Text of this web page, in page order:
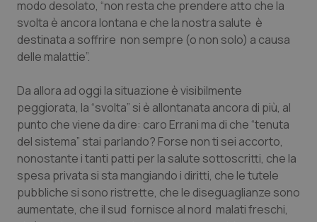
Provincia Autonoma di Bolzano
Provincia Autonoma di Trento
Puglia
Sardegna
Sicilia
Toscana
Infezioni & Febbre
Ipertensione & Scompenso
Malattie rare
Malattia di Crohn & Rettocolite Ulcerosa
Neuroscienze & patologie neurodegenerative
Obesità
modo desolato, “non resta che prendere atto che la
svolta è ancora lontana e che la nostra salute è
destinata a soffrire non sempre (o non solo) a causa
delle malattie”.
Da allora ad oggi la situazione è visibilmente
peggiorata, la “svolta” si è allontanata ancora di più, al
punto che viene da dire: caro Errani ma di che “tenuta
del sistema” stai parlando? Forse non ti sei accorto,
nonostante i tanti patti per la salute sottoscritti, che la
spesa privata si sta mangiando i diritti, che le tutele
pubbliche si sono ristrette, che le diseguaglianze sono
aumentate, che il sud fornisce al nord malati freschi,